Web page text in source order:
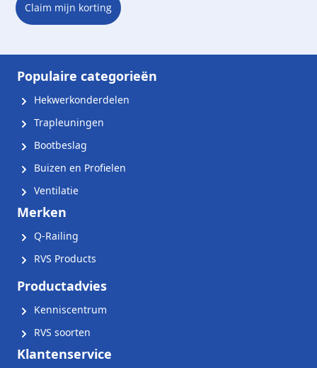
Claim mijn korting
Populaire categorieën
Hekwerkonderdelen
Trapleuningen
Bootbeslag
Buizen en Profielen
Ventilatie
Merken
Q-Railing
RVS Products
Productadvies
Kenniscentrum
RVS soorten
Klantenservice